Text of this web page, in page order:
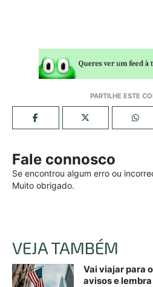
Fale connosco
Se encontrou algum erro ou
Muito obrigado.
VEJA TAMBÉM
Vai viajar para
avisos e